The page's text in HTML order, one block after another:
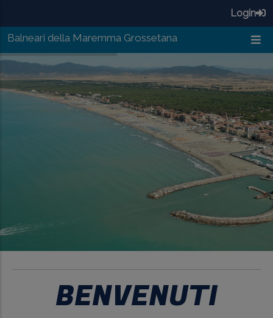
Login
Balneari della Maremma Grossetana
BENVENUTI